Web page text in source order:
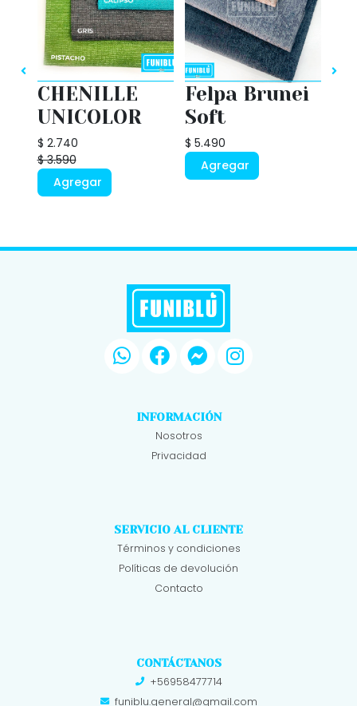
CHENILLE
UNICOLOR
$ 2.740
$ 3.590
Agregar
Felpa Brunei
Soft
$ 5.490
Agregar
INFORMACIÓN
Nosotros
Privacidad
SERVICIO AL CLIENTE
Términos y condiciones
Políticas de devolución
Contacto
CONTÁCTANOS
+56958477714
funiblu.general@gmail.com